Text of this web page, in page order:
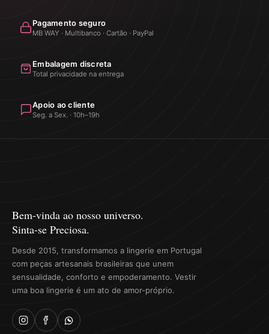
Pagamento seguro
MB WAY · Multibanco · Cartão · PayPal
Embalagem discreta
Total privacidade na entrega
Apoio ao cliente
Seg. a Sex. · 10h–19h
Bem-vinda ao nosso universo.
Sinta-se Preciosa.
Desde 2015, transformamos a lingerie em Portugal
com peças artesanais brasileiras que unem
sensualidade, conforto e empoderamento. Vestir
uma boa lingerie é um ato de amor-próprio.